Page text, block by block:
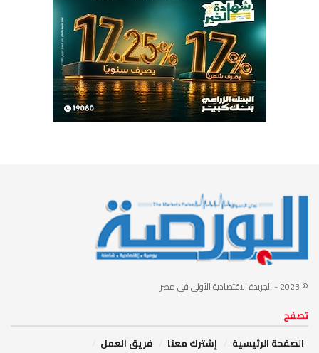
© 2023 - الجريدة الاقتصادية الأولى في مصر
تصفح
الصفحة الرئيسية
إشترك معنا
فريق العمل